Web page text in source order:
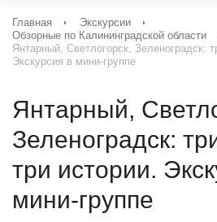
Главная
Экскурсии
Обзорные по Калининградской области
Янтарный, Светлогорск, Зеленоградск:
Экскурсия в мини-группе
Янтарный,
Зеленоградск:
три истории.
мини-группе